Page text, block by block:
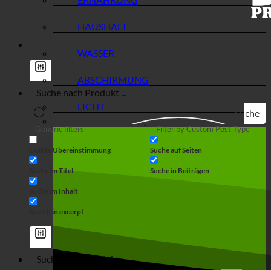
Suche
Generic filters
Exakte Übereinstimmung
Suche im Titel
Suche im Inhalt
Search in excerpt
Filter by Custom Post Type
Suche auf Seiten
Suche in Beiträgen
HAUSHALT
WASSER
ABSCHIRMUNG
LICHT